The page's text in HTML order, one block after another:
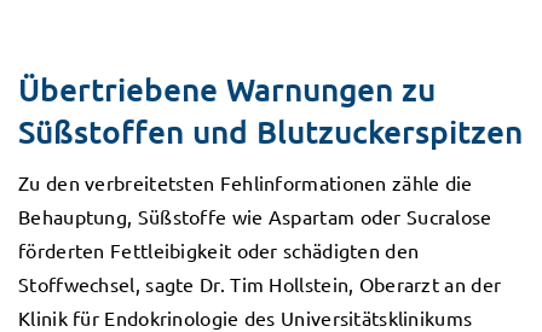
Übertriebene Warnungen zu
Süßstoffen und Blutzuckerspitzen
Zu den verbreitetsten Fehlinformationen zähle die
Behauptung, Süßstoffe wie Aspartam oder Sucralose
förderten Fettleibigkeit oder schädigten den
Stoffwechsel, sagte Dr. Tim Hollstein, Oberarzt an der
Klinik für Endokrinologie des Universitätsklinikums